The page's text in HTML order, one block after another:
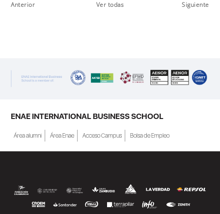
Anterior Ver todas Siguiente
ENAE INTERNATIONAL BUSINESS SCHOOL
Área alumni Área Enae Acceso Campus Bolsa de Empleo